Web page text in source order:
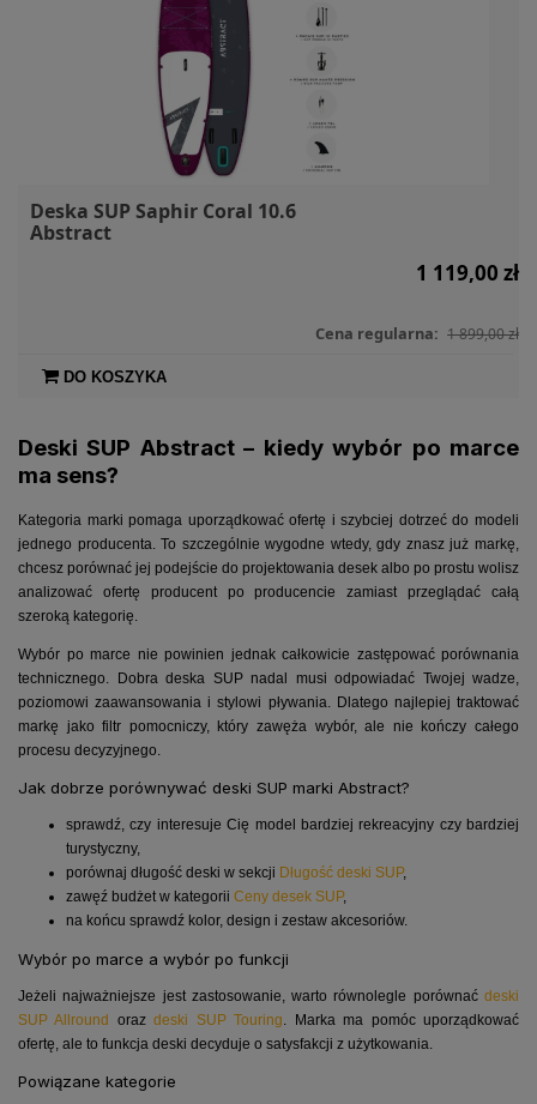
Deska SUP Saphir Coral 10.6
Abstract
1 119,00 zł
Cena regularna: 1 899,00 zł
DO KOSZYKA
Deski SUP Abstract – kiedy wybór po marce
ma sens?
Kategoria marki pomaga uporządkować ofertę i szybciej dotrzeć do modeli
jednego producenta. To szczególnie wygodne wtedy, gdy znasz już markę,
chcesz porównać jej podejście do projektowania desek albo po prostu wolisz
analizować ofertę producent po producencie zamiast przeglądać całą
szeroką kategorię.
Wybór po marce nie powinien jednak całkowicie zastępować porównania
technicznego. Dobra deska SUP nadal musi odpowiadać Twojej wadze,
poziomowi zaawansowania i stylowi pływania. Dlatego najlepiej traktować
markę jako filtr pomocniczy, który zawęża wybór, ale nie kończy całego
procesu decyzyjnego.
Jak dobrze porównywać deski SUP marki Abstract?
sprawdź, czy interesuje Cię model bardziej rekreacyjny czy bardziej
turystyczny,
porównaj długość deski w sekcji Długość deski SUP,
zawęź budżet w kategorii Ceny desek SUP,
na końcu sprawdź kolor, design i zestaw akcesoriów.
Wybór po marce a wybór po funkcji
Jeżeli najważniejsze jest zastosowanie, warto równolegle porównać deski
SUP Allround
orazdeski SUP Touring. Marka ma pomóc uporządkować
ofertę, ale to funkcja deski decyduje o satysfakcji z użytkowania.
Powiązane kategorie